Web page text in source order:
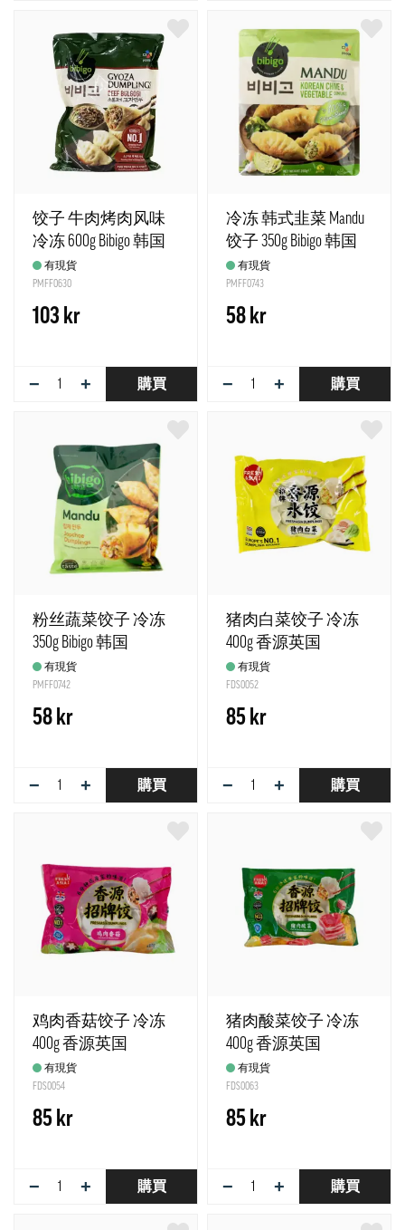
饺子 牛肉烤肉风味
冷冻 600g Bibigo 韩国
有現貨
PMFF0630
103 kr
− + 購買
冷冻 韩式韭菜 Mandu
饺子 350g Bibigo 韩国
有現貨
PMFF0743
58 kr
− + 購買
粉丝蔬菜饺子 冷冻
350g Bibigo 韩国
有現貨
PMFF0742
58 kr
− + 購買
猪肉白菜饺子 冷冻
400g 香源英国
有現貨
FDS0052
85 kr
− + 購買
鸡肉香菇饺子 冷冻
400g 香源英国
有現貨
FDS0054
85 kr
− + 購買
猪肉酸菜饺子 冷冻
400g 香源英国
有現貨
FDS0063
85 kr
− + 購買